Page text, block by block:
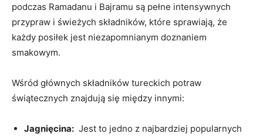
podczas⁢ Ramadanu i Bajramu są ⁤pełne intensywnych
⁣przypraw i świeżych składników, ‍które sprawiają,​ że
każdy posiłek jest niezapomnianym ⁤doznaniem
smakowym.
Wśród głównych składników tureckich potraw
świątecznych znajdują‍ się między⁤ innymi:
Jagnięcina: ‍ Jest to jedno‌ z najbardziej​ popularnych